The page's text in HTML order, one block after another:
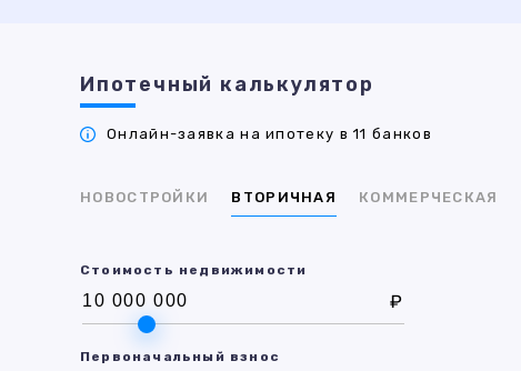
Ипотечный калькулятор
Онлайн-заявка на ипотеку в 11 банков
НОВОСТРОЙКИ ВТОРИЧНАЯ КОММЕРЧЕСКАЯ
Стоимость недвижимости
₽
Первоначальный взнос